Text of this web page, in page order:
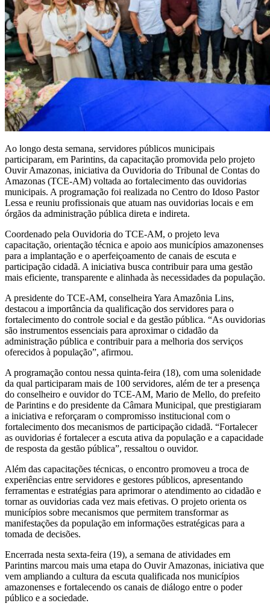
Ao longo desta semana, servidores públicos municipais
participaram, em Parintins, da capacitação promovida pelo projeto
Ouvir Amazonas, iniciativa da Ouvidoria do Tribunal de Contas do
Amazonas (TCE-AM) voltada ao fortalecimento das ouvidorias
municipais. A programação foi realizada no Centro do Idoso Pastor
Lessa e reuniu profissionais que atuam nas ouvidorias locais e em
órgãos da administração pública direta e indireta.
Coordenado pela Ouvidoria do TCE-AM, o projeto leva
capacitação, orientação técnica e apoio aos municípios amazonenses
para a implantação e o aperfeiçoamento de canais de escuta e
participação cidadã. A iniciativa busca contribuir para uma gestão
mais eficiente, transparente e alinhada às necessidades da população.
A presidente do TCE-AM, conselheira Yara Amazônia Lins,
destacou a importância da qualificação dos servidores para o
fortalecimento do controle social e da gestão pública. “As ouvidorias
são instrumentos essenciais para aproximar o cidadão da
administração pública e contribuir para a melhoria dos serviços
oferecidos à população”, afirmou.
A programação contou nessa quinta-feira (18), com uma solenidade
da qual participaram mais de 100 servidores, além de ter a presença
do conselheiro e ouvidor do TCE-AM, Mario de Mello, do prefeito
de Parintins e do presidente da Câmara Municipal, que prestigiaram
a iniciativa e reforçaram o compromisso institucional com o
fortalecimento dos mecanismos de participação cidadã. “Fortalecer
as ouvidorias é fortalecer a escuta ativa da população e a capacidade
de resposta da gestão pública”, ressaltou o ouvidor.
Além das capacitações técnicas, o encontro promoveu a troca de
experiências entre servidores e gestores públicos, apresentando
ferramentas e estratégias para aprimorar o atendimento ao cidadão e
tornar as ouvidorias cada vez mais efetivas. O projeto orienta os
municípios sobre mecanismos que permitem transformar as
manifestações da população em informações estratégicas para a
tomada de decisões.
Encerrada nesta sexta-feira (19), a semana de atividades em
Parintins marcou mais uma etapa do Ouvir Amazonas, iniciativa que
vem ampliando a cultura da escuta qualificada nos municípios
amazonenses e fortalecendo os canais de diálogo entre o poder
público e a sociedade.